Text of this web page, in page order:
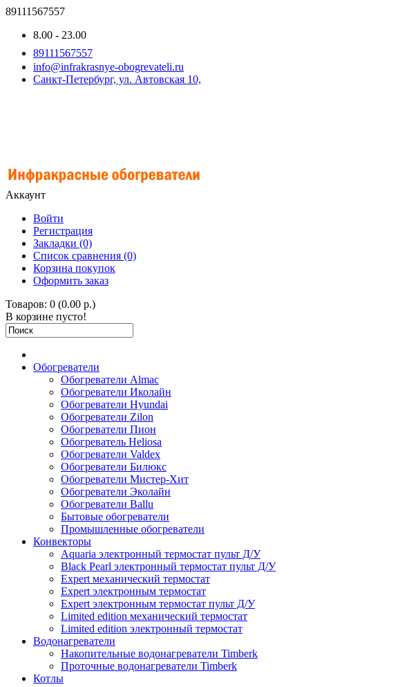
89111567557
8.00 - 23.00
89111567557
info@infrakrasnye-obogrevateli.ru
Санкт-Петербург, ул. Автовская 10,
Аккаунт
Войти
Регистрация
Закладки (0)
Список сравнения (0)
Корзина покупок
Оформить заказ
Товаров: 0 (0.00 р.)
В корзине пусто!
Обогреватели
Обогреватели Almac
Обогреватели Иколайн
Обогреватели Hyundai
Обогреватели Zilon
Обогреватели Пион
Обогреватель Heliosa
Обогреватели Valdex
Обогреватели Билюкс
Обогреватели Мистер-Хит
Обогреватели Эколайн
Обогреватели Ballu
Бытовые обогреватели
Промышленные обогреватели
Конвекторы
Aquaria электронный термостат пульт Д/У
Black Pearl электронный термостат пульт Д/У
Expert механический термостат
Expert электронным термостат
Expert электронным термостат пульт Д/У
Limited edition механический термостат
Limited edition электронный термостат
Водонагреватели
Накопительные водонагреватели Timberk
Проточные водонагреватели Timberk
Котлы